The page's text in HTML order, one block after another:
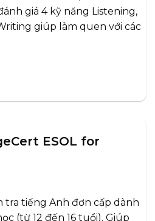
giá 4 kỹ năng Listening,
giúp làm quen với các
ESOL for
tra tiếng Anh đơn cấp dành
(từ 12 đến 16 tuổi). Giúp